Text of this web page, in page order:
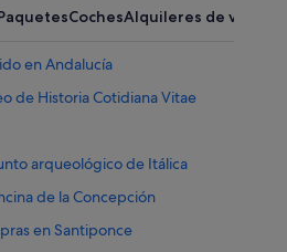
CochesAlquileres de
en Andalucía
de Historia Cotidiana Vitae
arqueológico de Itálica
de la Concepción
en Santiponce